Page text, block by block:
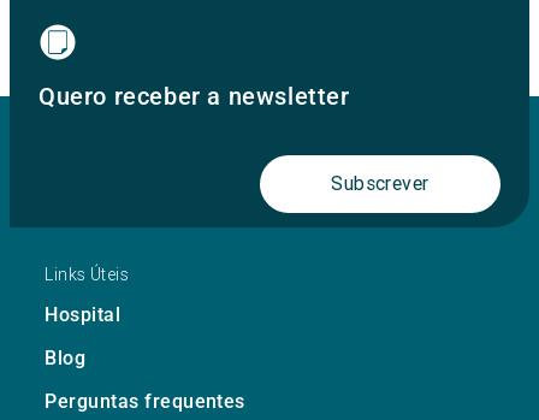
Quero receber a newsletter
Subscrever
Links Úteis
Hospital
Blog
Perguntas frequentes